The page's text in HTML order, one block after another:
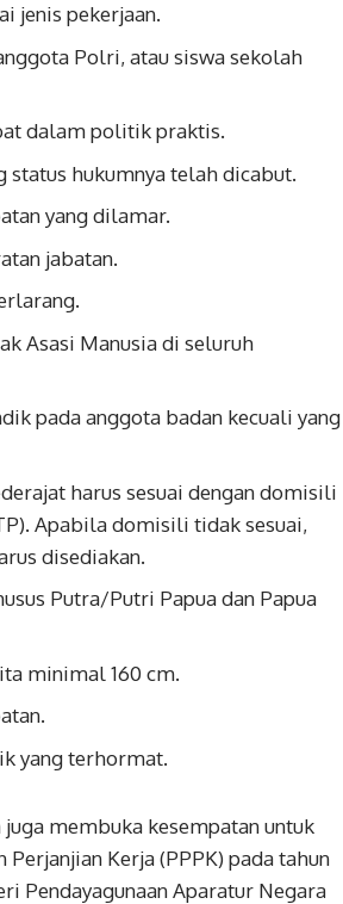
jenis pekerjaan.
Polri, atau siswa sekolah
dalam politik praktis.
hukumnya telah dicabut.
yang dilamar.
jabatan.
Asasi Manusia di seluruh
pada anggota badan kecuali yang
harus sesuai dengan domisili
Apabila domisili tidak sesuai,
disediakan.
Putra/Putri Papua dan Papua
minimal 160 cm.
yang terhormat.
membuka kesempatan untuk
Kerja (PPPK) pada tahun
Pendayagunaan Aparatur Negara